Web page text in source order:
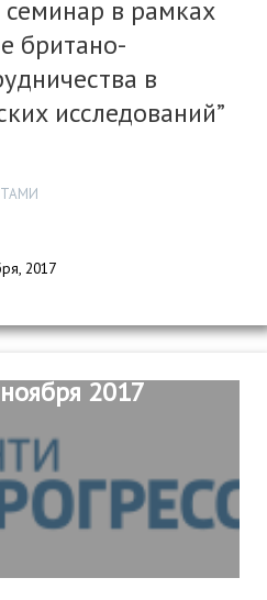
в рамках
британо-
в
исследований”
2017
2017